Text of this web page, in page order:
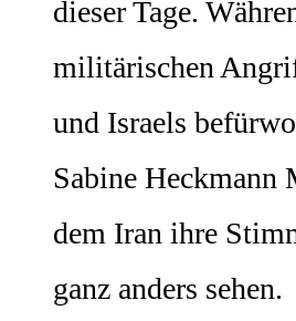
dieser Tage.
militärischen
und Israels
Sabine Heckmann
dem Iran ihre
ganz anders sehen.